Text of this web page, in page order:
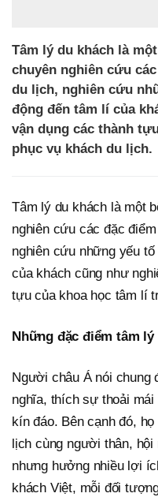
Tâm lý du khách là
chuyên nghiên cứu
du lịch, nghiên cứu
động đến tâm lí của
vận dụng các thành
phục vụ khách du lịch.
Tâm lý du khách là một
nghiên cứu các đặc
nghiên cứu những yếu
của khách cũng như
tựu của khoa học tâm lí
Những đặc điểm tâm
Người châu Á nói chung
nghĩa, thích sự thoải
kín đáo. Bên cạnh đó,
lịch cùng người thân,
nhưng hưởng nhiều lợi
khách Việt, mỗi đối